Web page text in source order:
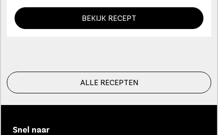
BEKIJK RECEPT
ALLE RECEPTEN
Snel naar